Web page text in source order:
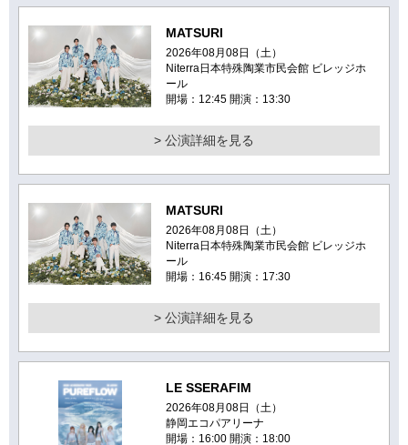
MATSURI
2026年08月08日（土）
Niterra日本特殊陶業市民会館 ビレッジホ
ール
開場：12:45 開演：13:30
> 公演詳細を見る
MATSURI
2026年08月08日（土）
Niterra日本特殊陶業市民会館 ビレッジホ
ール
開場：16:45 開演：17:30
> 公演詳細を見る
LE SSERAFIM
2026年08月08日（土）
静岡エコパアリーナ
開場：16:00 開演：18:00